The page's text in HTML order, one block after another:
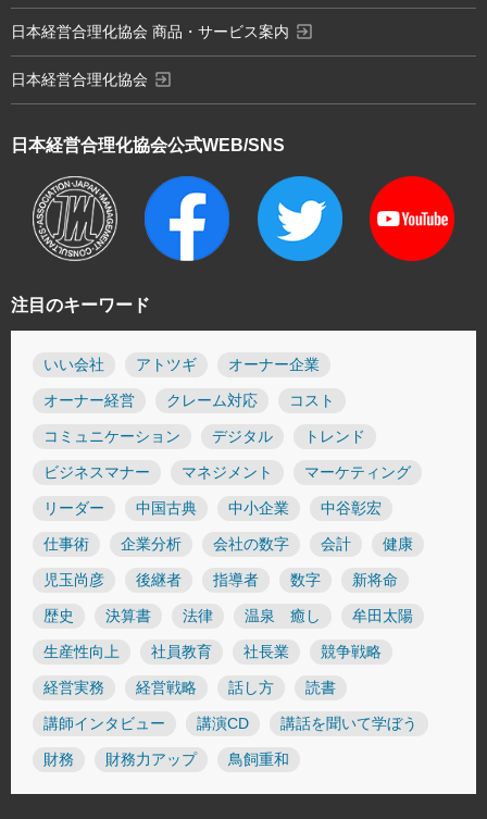
注目のキーワード
いい会社 アトツギ オーナー企業
オーナー経営 クレーム対応 コスト
コミュニケーション デジタル トレンド
ビジネスマナー マネジメント マーケティング
リーダー 中国古典 中小企業 中谷彰宏
仕事術 企業分析 会社の数字 会計 健康
児玉尚彦 後継者 指導者 数字 新将命
歴史 決算書 法律 温泉 癒し 牟田太陽
生産性向上 社員教育 社長業 競争戦略
経営実務 経営戦略 話し方 読書
講師インタビュー 講演CD 講話を聞いて学ぼう
財務 財務力アップ 鳥飼重和
日本経営合理化協会公式WEB/SNS
日本経営合理化協会 商品・サービス案内 exit_to_app
日本経営合理化協会 exit_to_app